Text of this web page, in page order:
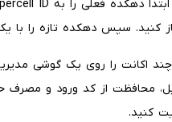
اکانت را روی یک گوشی
محافظت از کد ورود و
کنید.